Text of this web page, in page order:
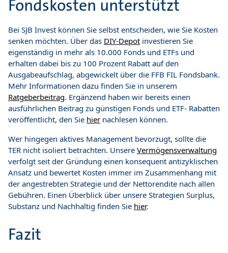
Fondskosten unterstützt
Bei SJB Invest können Sie selbst entscheiden, wie Sie Kosten
senken möchten. Über das DIY-Depot investieren Sie
eigenständig in mehr als 10.000 Fonds und ETFs und
erhalten dabei bis zu 100 Prozent Rabatt auf den
Ausgabeaufschlag, abgewickelt über die FFB FIL Fondsbank.
Mehr Informationen dazu finden Sie in unserem
Ratgeberbeitrag. Ergänzend haben wir bereits einen
ausführlichen Beitrag zu günstigen Fonds und ETF- Rabatten
veröffentlicht, den Sie hier nachlesen können.
Wer hingegen aktives Management bevorzugt, sollte die
TER nicht isoliert betrachten. Unsere Vermögensverwaltung
verfolgt seit der Gründung einen konsequent antizyklischen
Ansatz und bewertet Kosten immer im Zusammenhang mit
der angestrebten Strategie und der Nettorendite nach allen
Gebühren. Einen Überblick über unsere Strategien Surplus,
Substanz und Nachhaltig finden Sie hier.
Fazit